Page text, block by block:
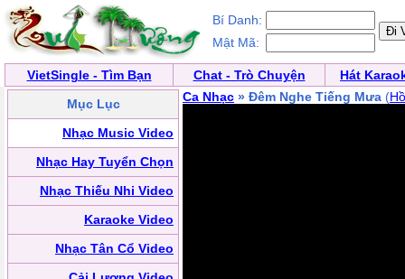
Bí Danh:
Mật Mã:
VietSingle - Tìm Bạn Chat - Trò Chuyện
Hát
Mục Lục
Nhạc Music Video
Nhạc Hay Tuyển Chọn
Nhạc Thiếu Nhi Video
Karaoke Video
Nhạc Tân Cổ Video
Ca Nhạc » Đêm Nghe Tiếng Mưa (